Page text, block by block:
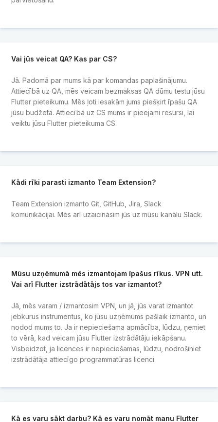
Vai jūs veicat QA? Kas par CS?
Jā. Padomā par mums kā par komandas paplašinājumu.
Attiecībā uz QA, mēs veicam bezmaksas QA dūmu testu jūsu
Flutter pieteikumu. Mēs ļoti iesakām jums piešķirt īpašu QA
jūsu budžetā. Attiecībā uz CS mums ir pieejami resursi, lai
veiktu jūsu Flutter pieteikuma CS.
Kādi rīki parasti izmanto Team Extension?
Team Extension izmanto Git, GitHub, Jira, Slack
komunikācijai. Mēs arī uzaicināsim jūs uz mūsu kanālu Slack.
Mūsu uzņēmumā mēs izmantojam īpašus rīkus. VPN utt.
Vai arī Flutter izstrādātājs tos var izmantot?
Jā, mēs varam / izmantosim VPN, un jā, jūs varat izmantot
jebkurus instrumentus, ko jūsu uzņēmums pašlaik izmanto, un
nodod mums to. Ja ir nepieciešama apmācība, lūdzu, ņemiet
to vērā, kad veicam jūsu Flutter izstrādātāju iekāpšanu.
Visbeidzot, ja licences ir nepieciešamas, lūdzu, nodrošiniet
izstrādātāja attiecīgo programmatūras licenci.
Kā es varu sākt darbu? Kā es varu nomāt manu Flutter